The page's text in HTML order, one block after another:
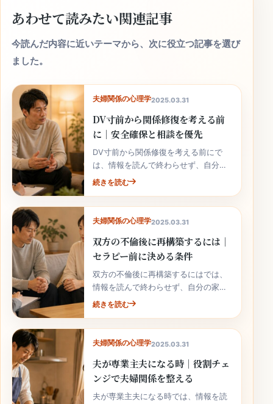
あわせて読みたい関連記事
今読んだ内容に近いテーマから、次に役立つ記事を選び
ました。
夫婦関係の心理学2025.03.31
DV寸前から関係修復を考える前
に｜安全確保と相談を優先
DV寸前から関係修復を考える前にで
は、情報を読んで終わらせず、自分の
家庭の事実と次の行動へ落とし込むこ
続きを読む
夫婦関係の心理学2025.03.31
双方の不倫後に再構築するには｜
セラピー前に決める条件
双方の不倫後に再構築するにはでは、
情報を読んで終わらせず、自分の家庭
の事実と次の行動へ落とし込むことが
続きを読む
夫婦関係の心理学2025.03.31
夫が専業主夫になる時｜役割チェ
ンジで夫婦関係を整える
夫が専業主夫になる時では、情報を読